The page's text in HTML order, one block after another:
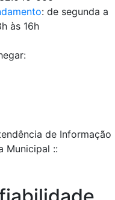
: de segunda a
às 16h
de Informação
Municipal ::